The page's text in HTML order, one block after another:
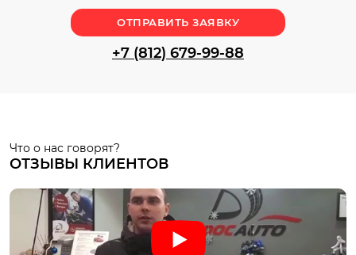
ОТПРАВИТЬ ЗАЯВКУ
+7 (812) 679-99-88
Что о нас говорят?
ОТЗЫВЫ КЛИЕНТОВ